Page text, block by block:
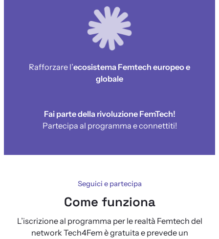
Rafforzare l’ecosistema Femtech europeo e
globale
Fai parte della rivoluzione FemTech!
Partecipa al programma e connettiti!
Seguici e partecipa
Come funziona
L’iscrizione al programma per le realtà Femtech del
network Tech4Fem è gratuita e prevede un